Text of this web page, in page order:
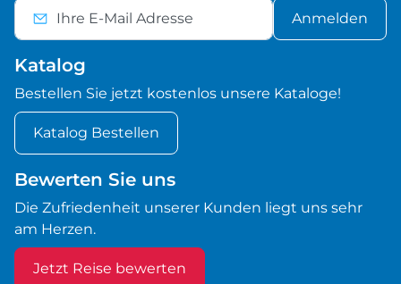
Anmelden
Katalog
Bestellen Sie jetzt kostenlos unsere Kataloge!
Katalog Bestellen
Bewerten Sie uns
Die Zufriedenheit unserer Kunden liegt uns sehr
am Herzen.
Jetzt Reise bewerten